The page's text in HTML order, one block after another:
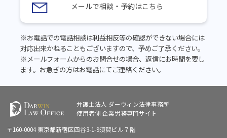
メールで相談・予約はこちら
※お電話での電話相談は利益相反等の確認ができない場合には
対応出来かねることもございますので、予めご了承ください。
※メールフォームからのお問合せの場合、返信にお時間を要し
ます。お急ぎの方はお電話にてご連絡ください。
弁護士法人 ダーウィン法律事務所
使用者側 企業労務専門サイト
〒160-0004 東京都新宿区四谷3-1-9須賀ビル７階